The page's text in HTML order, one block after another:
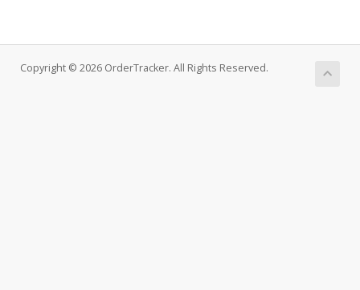
Copyright © 2026 OrderTracker. All Rights Reserved.